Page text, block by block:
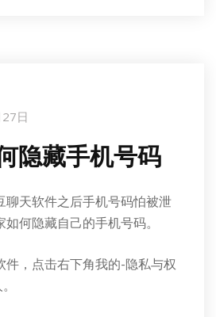
日
隐藏手机号码
聊天软件之后手机号码怕被泄
何隐藏自己的手机号码。
件，点击右下角我的-隐私与权